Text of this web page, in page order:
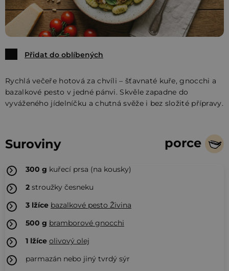
Přidat do oblíbených
Rychlá večeře hotová za chvíli – šťavnaté kuře, gnocchi a
bazalkové pesto v jedné pánvi. Skvěle zapadne do
vyváženého jídelníčku a chutná svěže i bez složité přípravy.
Suroviny porce
300 g kuřecí prsa (na kousky)
2 stroužky česneku
3 lžíce bazalkové pesto Živina
500 g bramborové gnocchi
1 lžíce olivový olej
parmazán nebo jiný tvrdý sýr